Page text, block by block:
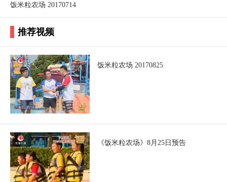
饭米粒农场 20170714
推荐视频
饭米粒农场 20170825
《饭米粒农场》8月25日预告